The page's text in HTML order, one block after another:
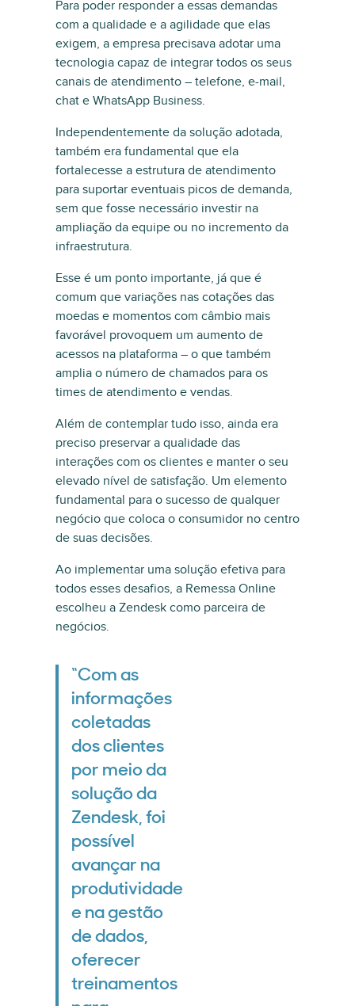
Para poder responder a essas demandas
com a qualidade e a agilidade que elas
exigem, a empresa precisava adotar uma
tecnologia capaz de integrar todos os seus
canais de atendimento – telefone, e-mail,
chat e WhatsApp Business.
Independentemente da solução adotada,
também era fundamental que ela
fortalecesse a estrutura de atendimento
para suportar eventuais picos de demanda,
sem que fosse necessário investir na
ampliação da equipe ou no incremento da
infraestrutura.
Esse é um ponto importante, já que é
comum que variações nas cotações das
moedas e momentos com câmbio mais
favorável provoquem um aumento de
acessos na plataforma – o que também
amplia o número de chamados para os
times de atendimento e vendas.
Além de contemplar tudo isso, ainda era
preciso preservar a qualidade das
interações com os clientes e manter o seu
elevado nível de satisfação. Um elemento
fundamental para o sucesso de qualquer
negócio que coloca o consumidor no centro
de suas decisões.
Ao implementar uma solução efetiva para
todos esses desafios, a Remessa Online
escolheu a Zendesk como parceira de
negócios.
“Com as
informações
coletadas
dos clientes
por meio da
solução da
Zendesk, foi
possível
avançar na
produtividade
e na gestão
de dados,
oferecer
treinamentos